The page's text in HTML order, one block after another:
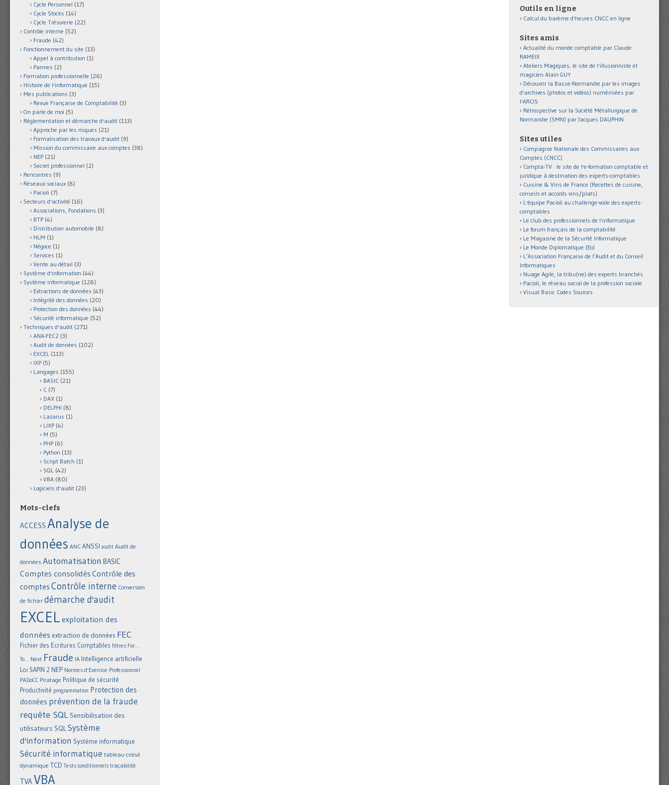
Cycle Personnel (17)
Cycle Stocks (14)
Cycle Trésorerie (22)
Contrôle interne (52)
Fraude (42)
Fonctionnement du site (13)
Appel à contribution (1)
Pannes (2)
Formation professionnelle (26)
Histoire de l'informatique (15)
Mes publications (3)
Revue Française de Comptabilité (3)
On parle de moi (5)
Réglementation et démarche d'audit (113)
Approche par les risques (21)
Formalisation des travaux d'audit (9)
Mission du commissaire aux comptes (38)
NEP (21)
Secret professionnel (2)
Rencontres (9)
Réseaux sociaux (8)
Pacioli (7)
Secteurs d'activité (16)
Associations, Fondations (3)
BTP (4)
Distribution automobile (8)
HLM (1)
Négoce (1)
Services (1)
Vente au détail (3)
Système d'information (44)
Système informatique (128)
Extractions de données (43)
Intégrité des données (20)
Protection des données (44)
Sécurité informatique (52)
Techniques d'audit (271)
ANA-FEC2 (3)
Audit de données (102)
EXCEL (113)
IXP (5)
Langages (155)
BASIC (21)
C (7)
DAX (1)
DELPHI (8)
Lazarus (1)
LIXP (4)
M (5)
PHP (6)
Python (13)
Script Batch (1)
SQL (42)
VBA (80)
Logiciels d'audit (23)
Mots-clefs
ACCESS Analyse de
données ANC ANSSI audit Audit de
données Automatisation BASIC
Comptes consolidés Contrôle des
comptes Contrôle interne Conversion
de fichier démarche d'audit
EXCEL exploitation des
données extraction de données FEC
Fichier des Ecritures Comptables filtres For...
To... Next Fraude IA Intelligence artificielle
Loi SAPIN 2 NEP Normes d'Exercice Professionnel
PADoCC Piratage Politique de sécurité
Productivité programmation Protection des
données prévention de la fraude
requête SQL Sensibilisation des
utilisateurs SQLSystème
d'information Système informatique
Sécurité informatique tableau croisé
dynamique TCD Tests conditionnels traçabilité
TVAVBA
Outils en ligne
Calcul du barème d'heures CNCC en ligne
Sites amis
Actualité du monde comptable par Claude
RAMEIX
Ateliers Magiques, le site de l'illusionniste et
magicien Alain GUY
Découvrir la Basse-Normandie par les images
d'archives (photos et vidéos) numérisées par
l'ARCIS
Rétrospective sur la Société Métallurgique de
Normandie (SMN) par Jacques DAUPHIN
Sites utiles
Compagnie Nationale des Commissaires aux
Comptes (CNCC)
Compta-TV : le site de l'e-formation comptable et
juridique à destination des experts-comptables
Cuisine & Vins de France (Recettes de cuisine,
conseils et accords vins/plats)
L'équipe Pacioli au challenge-voile des experts-
comptables
Le club des professionnels de l'informatique
Le forum français de la comptabilité
Le Magazine de la Sécurité Informatique
Le Monde Diplomatique (Eo)
L’Association Française de l’Audit et du Conseil
Informatiques
Nuage Agile, la tribu(ne) des experts branchés
Pacioli, le réseau social de la profession sociale
Visual Basic Codes Sources